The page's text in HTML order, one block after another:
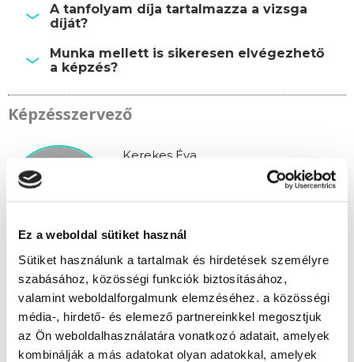
Ez a weboldal sütiket használ
Sütiket használunk a tartalmak és hirdetések személyre
szabásához, közösségi funkciók biztosításához,
valamint weboldalforgalmunk elemzéséhez. a közösségi
média-, hirdető- és elemező partnereinkkel megosztjuk
az Ön weboldalhasználatára vonatkozó adatait, amelyek
kombinálják a más adatokat olyan adatokkal, amelyek
A tanfolyam díja tartalmazza a vizsga
díját?
Munka mellett is sikeresen elvégezhető
a képzés?
Képzésszervező
Kerekes Éva
kerekes.eva@tanfolyam.hu
" B " csoport
Időtartam:5-6 hónap